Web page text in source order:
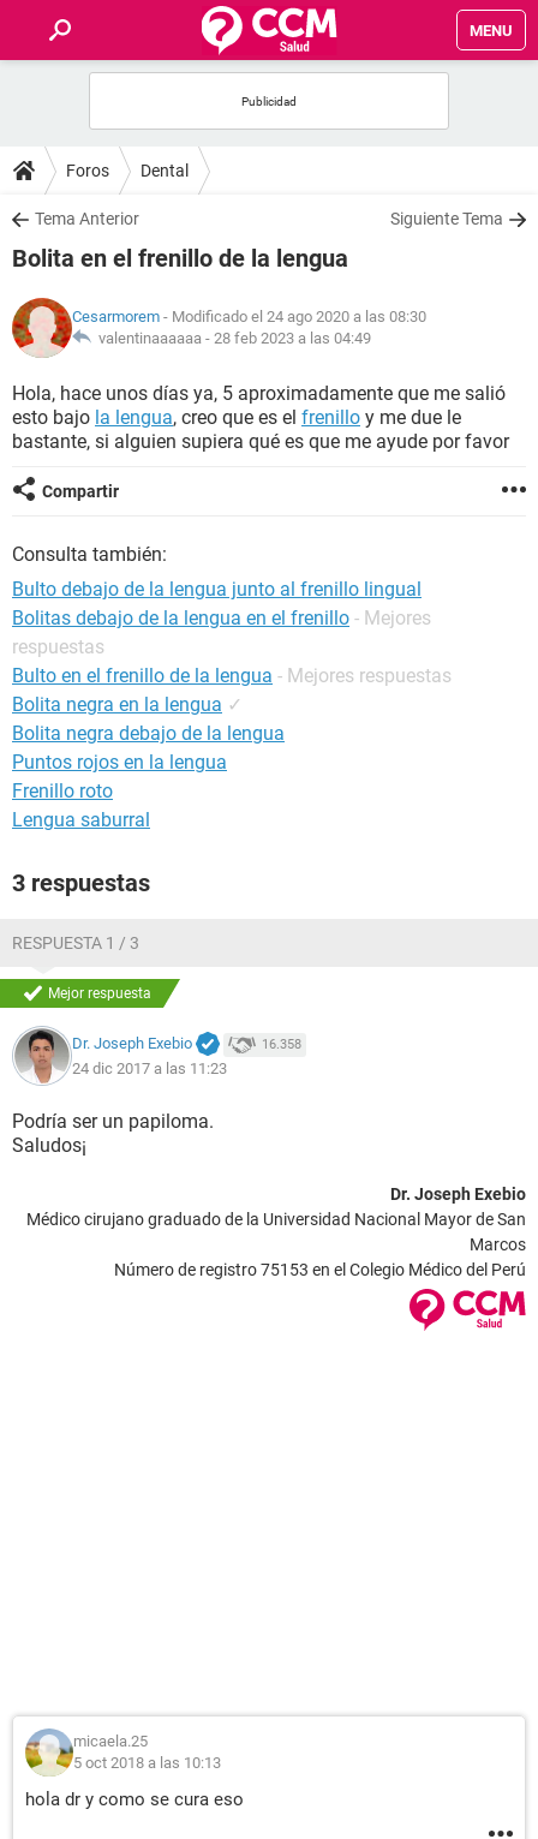
MENU
FOROS
SALUD
NUTRICIÓN
BIENESTAR
Foros Dental
Tema Anterior Siguiente Tema
Bolita en el frenillo de la lengua
Cesarmorem - Modificado el 24 ago 2020 a las 08:30
valentinaaaaaa - 28 feb 2023 a las 04:49
Hola, hace unos días ya, 5 aproximadamente que me salió
esto bajo la lengua, creo que es el frenillo y me due le
bastante, si alguien supiera qué es que me ayude por favor
Compartir
Consulta también:
Bulto debajo de la lengua junto al frenillo lingual
Bolitas debajo de la lengua en el frenillo - Mejores
respuestas
Bulto en el frenillo de la lengua - Mejores respuestas
Bolita negra en la lengua ✓
Bolita negra debajo de la lengua
Puntos rojos en la lengua
Frenillo roto
Lengua saburral
3 respuestas
RESPUESTA 1 / 3
Mejor respuesta
Dr. Joseph Exebio 16.358
24 dic 2017 a las 11:23
Podría ser un papiloma.
Saludos¡
Dr. Joseph Exebio
Médico cirujano graduado de la Universidad Nacional Mayor de San
Marcos
Número de registro 75153 en el Colegio Médico del Perú
micaela.25
5 oct 2018 a las 10:13
hola dr y como se cura eso